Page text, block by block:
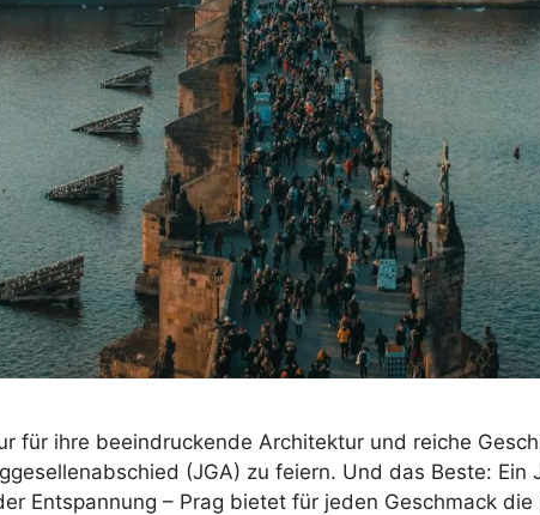
für ihre beeindruckende Architektur und reiche
(JGA) zu feiern. Und das Beste:
Entspannung – Prag bietet für jeden Geschmack